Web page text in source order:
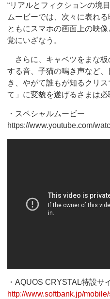
“リアルとフィクションの境
ムービーでは、次々に表れ
ともにスマホの画面上の映
覚にいざなう。
さらに、キャベツをまな板
する音、子猫の鳴き声など
き、やがて誰もが知るクリ
て」に変貌を遂げるさまは必
・スペシャルムービー
https://www.youtube.com/
・AQUOS CRYSTAL特設サ
http://www.softbank.jp/